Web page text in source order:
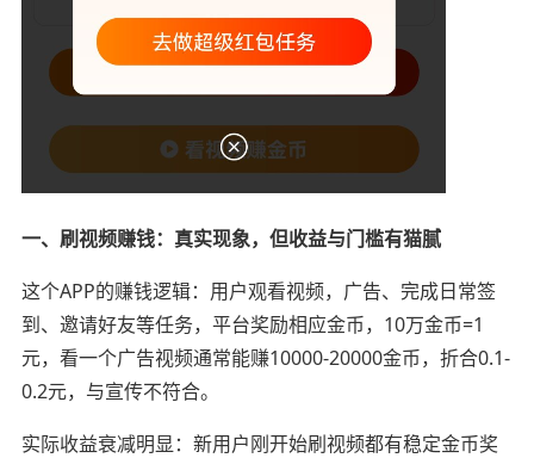
一、刷视频赚钱：真实现象，但收益与门槛有猫腻
这个APP的赚钱逻辑：用户观看视频，广告、完成日常签
到、邀请好友等任务，平台奖励相应金币，10万金币=1
元，看一个广告视频通常能赚10000-20000金币，折合0.1-
0.2元，与宣传不符合。
实际收益衰减明显：新用户刚开始刷视频都有稳定金币奖